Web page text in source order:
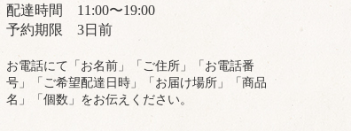
配達時間 11:00〜19:00
予約期限 3日前
お電話にて「お名前」「ご住所」「お電話番
号」「ご希望配達日時」「お届け場所」「商品
名」「個数」をお伝えください。